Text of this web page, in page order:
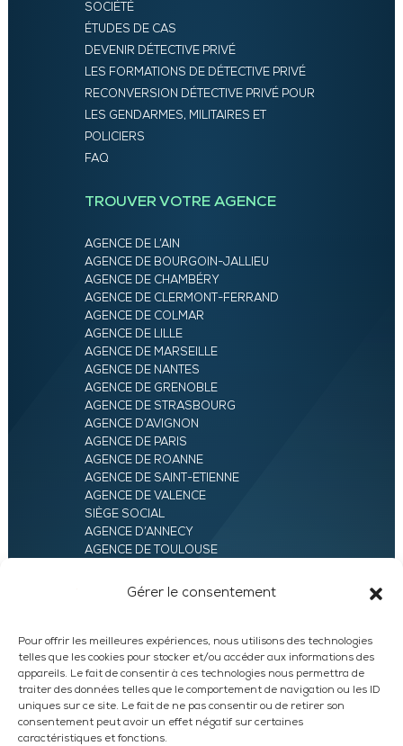
Gérer le consentement
Pour offrir les meilleures expériences, nous utilisons des technologies
telles que les cookies pour stocker et/ou accéder aux informations des
appareils. Le fait de consentir à ces technologies nous permettra de
traiter des données telles que le comportement de navigation ou les ID
uniques sur ce site. Le fait de ne pas consentir ou de retirer son
consentement peut avoir un effet négatif sur certaines
caractéristiques et fonctions.
SOCIÉTÉ
ÉTUDES DE CAS
DEVENIR DÉTECTIVE PRIVÉ
LES FORMATIONS DE DÉTECTIVE PRIVÉ
RECONVERSION DÉTECTIVE PRIVÉ POUR
LES GENDARMES, MILITAIRES ET
POLICIERS
FAQ
TROUVER VOTRE AGENCE
AGENCE DE L’AIN
AGENCE DE BOURGOIN-JALLIEU
AGENCE DE CHAMBÉRY
AGENCE DE CLERMONT-FERRAND
AGENCE DE COLMAR
AGENCE DE LILLE
AGENCE DE MARSEILLE
AGENCE DE NANTES
AGENCE DE GRENOBLE
AGENCE DE STRASBOURG
AGENCE D’AVIGNON
AGENCE DE PARIS
AGENCE DE ROANNE
AGENCE DE SAINT-ETIENNE
AGENCE DE VALENCE
SIÈGE SOCIAL
AGENCE D’ANNECY
AGENCE DE TOULOUSE
AGENCE D’ORLÉANS